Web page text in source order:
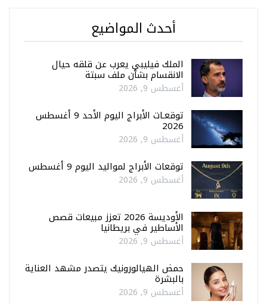
أحدث المواضيع
الملك فيليبي يعرب عن قلقه حيال
الانقسام بشأن ملف سبتة
أغسطس 9, 2026
توقعـات الأبراج اليوم الأحد 9 أغسطس
2026
أغسطس 9, 2026
توقعات الأبراج لمواليد اليوم 9 أغسطس
أغسطس 9, 2026
الأوديسة 2026 تعزز مبيعات قصص
الأساطير في بريطانيا
أغسطس 9, 2026
حمض الهيالورونيك يتصدر مشهد العناية
بالبشرة
أغسطس 9, 2026